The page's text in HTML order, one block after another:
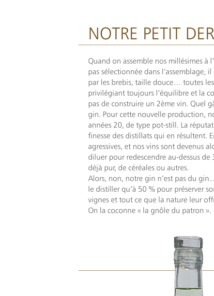
NOTRE PETIT
Quand on assemble nos millésimes à
pas sélectionnée dans l’assemblage,
par les brebis, taille douce… toutes
privilégiant toujours l’équilibre et la
pas de construire un 2ème vin. Quel
gin. Pour cette nouvelle production,
années 20, de type pot-still. La
finesse des distillats qui en résultent.
agressives, et nos vins sont devenus
diluer pour redescendre au-dessus
déjà pur, de céréales ou autres.
Alors, non, notre gin n’est pas du
le distiller qu’à 50 % pour préserver
vignes et tout ce que la nature leur
On la coconne « la gnôle du patron ».